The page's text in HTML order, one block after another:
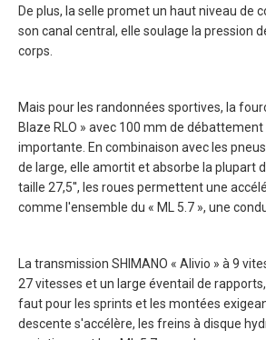
De plus, la selle promet un haut niveau de
son canal central, elle soulage la pression
corps.
Mais pour les randonnées sportives, la
Blaze RLO » avec 100 mm de
importante. En combinaison avec les
de large, elle amortit et absorbe la plupart
taille 27,5'', les roues permettent une
comme l'ensemble du « ML 5.7 », une
La transmission SHIMANO « Alivio » à 9
27 vitesses et un large éventail de
faut pour les sprints et les montées
descente s'accélère, les freins à disque